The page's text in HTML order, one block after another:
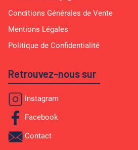
Conditions Générales de Vente
Mentions Légales
Politique de Confidentialité
Retrouvez-nous sur
Instagram
Facebook
Contact